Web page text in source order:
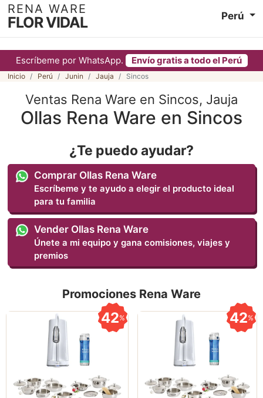
Escríbeme por WhatsApp. Envío gratis a todo el Perú
RENA WARE
FLOR VIDAL Perú
Inicio Perú Junin Jauja Sincos
Ventas Rena Ware en Sincos, Jauja
Ollas Rena Ware en Sincos
¿Te puedo ayudar?
Comprar Ollas Rena Ware
Escríbeme y te ayudo a elegir el producto ideal
para tu familia
Vender Ollas Rena Ware
Únete a mi equipo y gana comisiones, viajes y
premios
Promociones Rena Ware
42% 42%